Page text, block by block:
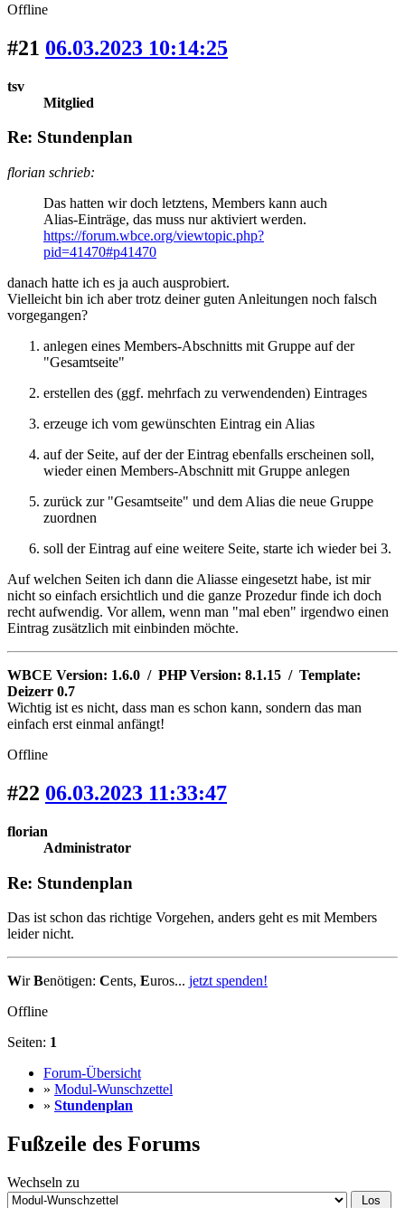
Offline
#21 06.03.2023 10:14:25
tsv
Mitglied
Re: Stundenplan
florian schrieb:
Das hatten wir doch letztens, Members kann auch
Alias-Einträge, das muss nur aktiviert werden.
https://forum.wbce.org/viewtopic.php?
pid=41470#p41470
danach hatte ich es ja auch ausprobiert.
Vielleicht bin ich aber trotz deiner guten Anleitungen noch falsch
vorgegangen?
anlegen eines Members-Abschnitts mit Gruppe auf der
"Gesamtseite"
erstellen des (ggf. mehrfach zu verwendenden) Eintrages
erzeuge ich vom gewünschten Eintrag ein Alias
auf der Seite, auf der der Eintrag ebenfalls erscheinen soll,
wieder einen Members-Abschnitt mit Gruppe anlegen
zurück zur "Gesamtseite" und dem Alias die neue Gruppe
zuordnen
soll der Eintrag auf eine weitere Seite, starte ich wieder bei 3.
Auf welchen Seiten ich dann die Aliasse eingesetzt habe, ist mir
nicht so einfach ersichtlich und die ganze Prozedur finde ich doch
recht aufwendig. Vor allem, wenn man "mal eben" irgendwo einen
Eintrag zusätzlich mit einbinden möchte.
WBCE Version: 1.6.0 / PHP Version: 8.1.15 / Template:
Deizerr 0.7
Wichtig ist es nicht, dass man es schon kann, sondern das man
einfach erst einmal anfängt!
Offline
#22 06.03.2023 11:33:47
florian
Administrator
Re: Stundenplan
Das ist schon das richtige Vorgehen, anders geht es mit Members
leider nicht.
WirBenötigen: Cents, Euros... jetzt spenden!
Offline
Seiten: 1
Forum-Übersicht
» Modul-Wunschzettel
» Stundenplan
Fußzeile des Forums
Wechseln zu